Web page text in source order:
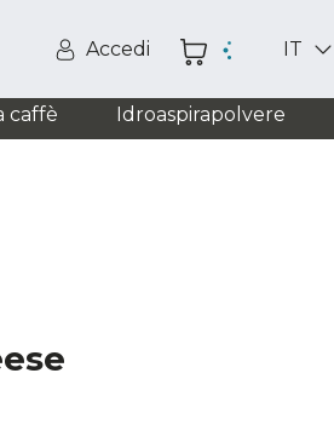
Accedi IT
caffè Idroaspirapolvere